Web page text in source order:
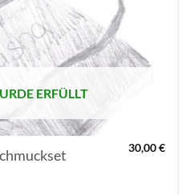
AUF MEINE
MERKLISTE
SETZEN
ERFÜLLT
30,00€